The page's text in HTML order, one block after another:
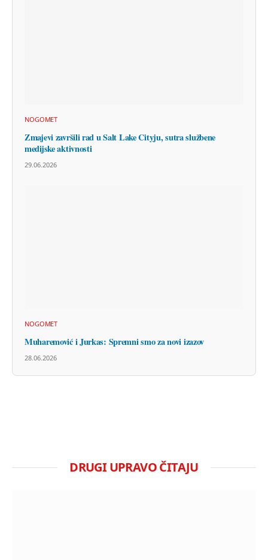
NOGOMET
Zmajevi završili rad u Salt Lake Cityju, sutra službene
medijske aktivnosti
29.06.2026
NOGOMET
Muharemović i Jurkas: Spremni smo za novi izazov
28.06.2026
DRUGI UPRAVO ČITAJU